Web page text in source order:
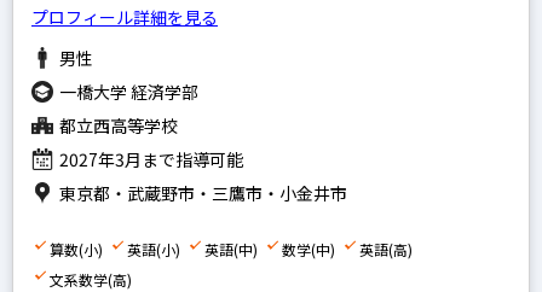
プロフィール詳細を見る
男性
一橋大学 経済学部
都立西高等学校
2027年3月まで指導可能
東京都・武蔵野市・三鷹市・小金井市
算数(小) 英語(小) 英語(中) 数学(中)
英語(高)
文系数学(高)